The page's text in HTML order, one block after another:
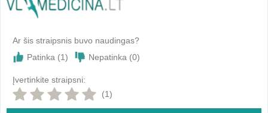
Ar šis straipsnis buvo naudingas?
Patinka (1) Nepatinka (0)
Įvertinkite straipsni:
(1)